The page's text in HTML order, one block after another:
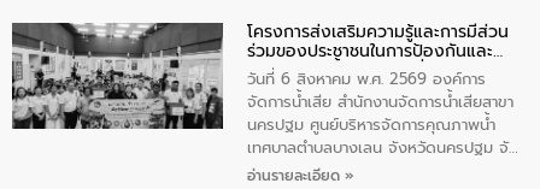
ประชาชน ตัวแทนจากโรงแรมต่างๆ ในเขต
เทศบาลตำบลราไวย์ ศูนย์บริหารจัดการ
คุณภาพน้ำเทศบาลตำบลราไวย์ นำโดยนาย
น้อย แก้วเศษ ผู้จัดการสำนักงานจัดการน้ำ
เสียสาขาภูเก็ต พร้อมด้วยเจ้าหน้าที่ จำนวน
5 คน ร่วมทำกิจกรรม ทำความสะอาด
ชายหาดและแหล่งท่องเที่ยว ณ บริเวณ
โครงการส่งเสริมความรู้และการมีส่วน
ร่วมของประชาชนในการป้องกันและ
แก้ไขปัญหาน้ำเสียอย่างยั่งยืน
วันที่ 6 สิงหาคม พ.ศ. 2569 องค์การ
จัดการน้ำเสีย สำนักงานจัดการน้ำเสียสาขา
นครปฐม ศูนย์บริหารจัดการคุณภาพน้ำ
เทศบาลตำบลบางเลน จังหวัดนครปฐม จัด
กิจกรรมภายใต้โครงการส่งเสริมความรู้และ
อ่านรายละเอียด »